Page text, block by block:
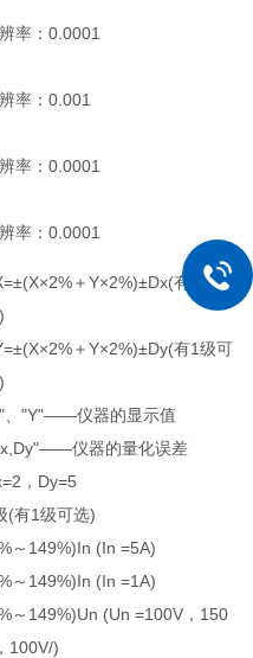
率：0.0001
率：0.001
率：0.0001
率：0.0001
＋Y×2%)±Dx(有1级可
＋Y×2%)±Dy(有1级可
、"Y"——仪器的显示值
仪器的量化误差
，Dy=5
(有1级可选)
～149%)In (In =5A)
～149%)In (In =1A)
～149%)Un (Un =100V，150
100V/)